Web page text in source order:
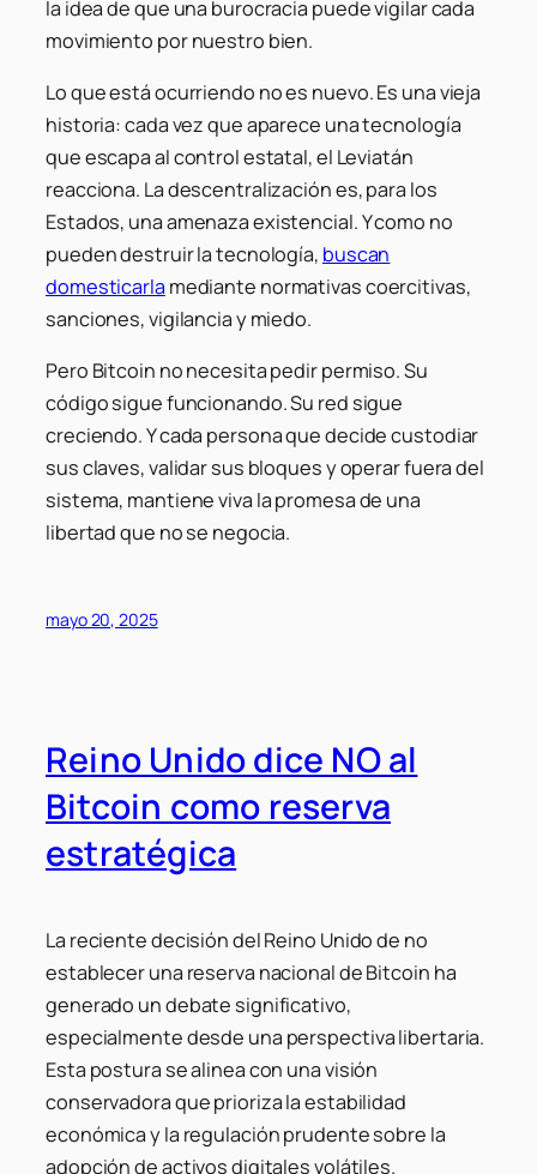
la idea de que una burocracia puede vigilar cada
movimiento por nuestro bien.
Lo que está ocurriendo no es nuevo. Es una vieja
historia: cada vez que aparece una tecnología
que escapa al control estatal, el Leviatán
reacciona. La descentralización es, para los
Estados, una amenaza existencial. Y como no
pueden destruir la tecnología, buscan
domesticarla mediante normativas coercitivas,
sanciones, vigilancia y miedo.
Pero Bitcoin no necesita pedir permiso. Su
código sigue funcionando. Su red sigue
creciendo. Y cada persona que decide custodiar
sus claves, validar sus bloques y operar fuera del
sistema, mantiene viva la promesa de una
libertad que no se negocia.
mayo 20, 2025
Reino Unido dice NO al
Bitcoin como reserva
estratégica
La reciente decisión del Reino Unido de no
establecer una reserva nacional de Bitcoin ha
generado un debate significativo,
especialmente desde una perspectiva libertaria.
Esta postura se alinea con una visión
conservadora que prioriza la estabilidad
económica y la regulación prudente sobre la
adopción de activos digitales volátiles.